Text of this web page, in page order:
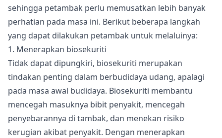
sehingga petambak perlu memusatkan lebih banyak
perhatian pada masa ini. Berikut beberapa langkah
yang dapat dilakukan petambak untuk melaluinya:
1. Menerapkan biosekuriti
Tidak dapat dipungkiri, biosekuriti merupakan
tindakan penting dalam berbudidaya udang, apalagi
pada masa awal budidaya. Biosekuriti membantu
mencegah masuknya bibit penyakit, mencegah
penyebarannya di tambak, dan menekan risiko
kerugian akibat penyakit. Dengan menerapkan